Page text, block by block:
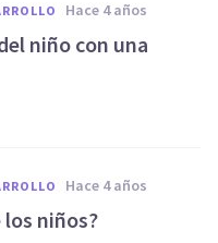
hace 4 años
niño con una
hace 4 años
los niños?